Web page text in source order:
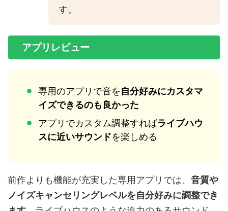
す。
アプリレビュー
専用のアプリで音を自分好みにカスタマ
イズできるのも良かった
アプリでカスタム調整すればライブハウ
スに近いサウンドを楽しめる
前作よりも機能が充実した専用アプリでは、 音質や
ノイズキャンセリングレベルを自分好みに調整でき